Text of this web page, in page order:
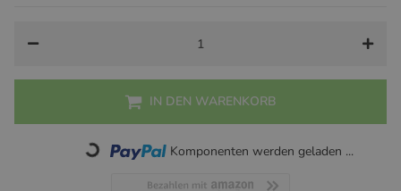
IN DEN WARENKORB
Loading... Komponenten werden geladen ...